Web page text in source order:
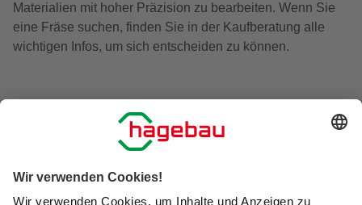
Materialien mit hoher Präzision zu bearbeiten. Wenn Sie
eine Fräse suchen, finden Sie in der Kaufberatung alle
wichtigen Infos, um sich entscheiden zu können.
Welche Art von Fräse sollten Sie kaufen?
Arten von Fräsmaschinen, die sich je nach Einsatz und
den Achsen unterscheiden. Sie sind für Holz, weniger für